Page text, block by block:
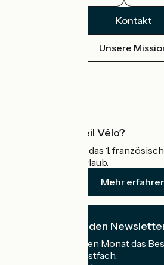
Kontakt
Unsere
Was ist Accueil Vélo?
Accueil Vélo ist das 1.
Radfahrer im Urlaub.
Mehr
Ich abonniere den
Erhalten Sie jeden Monat das
Rad in Ihrem Postfach.